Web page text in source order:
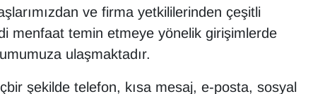
ve firma yetkililerinden çeşitli
menfaat temin etmeye yönelik girişimlerde
ulaşmaktadır.
şekilde telefon, kısa mesaj, e-posta, sosyal